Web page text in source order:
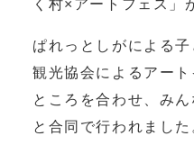
く村×アートフェス」
ぱれっとしがによる
観光協会によるアー
ところを合わせ、み
と合同で行われました